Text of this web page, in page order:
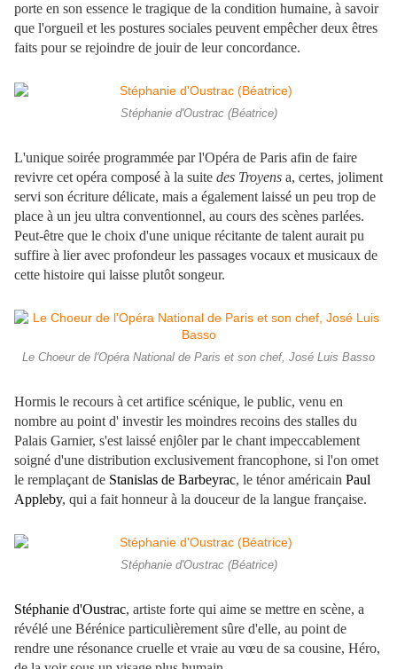
porte en son essence le tragique de la condition humaine, à savoir
que l'orgueil et les postures sociales peuvent empêcher deux êtres
faits pour se rejoindre de jouir de leur concordance.
Stéphanie d'Oustrac (Béatrice)
L'unique soirée programmée par l'Opéra de Paris afin de faire
revivre cet opéra composé à la suite des Troyens a, certes, joliment
servi son écriture délicate, mais a également laissé un peu trop de
place à un jeu ultra conventionnel, au cours des scènes parlées.
Peut-être que le choix d'une unique récitante de talent aurait pu
suffire à lier avec profondeur les passages vocaux et musicaux de
cette histoire qui laisse plutôt songeur.
Le Choeur de l'Opéra National de Paris et son chef, José Luis Basso
Hormis le recours à cet artifice scénique, le public, venu en
nombre au point d' investir les moindres recoins des stalles du
Palais Garnier, s'est laissé enjôler par le chant impeccablement
soigné d'une distribution exclusivement francophone, si l'on omet
le remplaçant de Stanislas de Barbeyrac, le ténor américain Paul
Appleby, qui a fait honneur à la douceur de la langue française.
Stéphanie d'Oustrac (Béatrice)
Stéphanie d'Oustrac, artiste forte qui aime se mettre en scène, a
révélé une Bérénice particulièrement sûre d'elle, au point de
rendre une résonance cruelle et vraie au vœu de sa cousine, Héro,